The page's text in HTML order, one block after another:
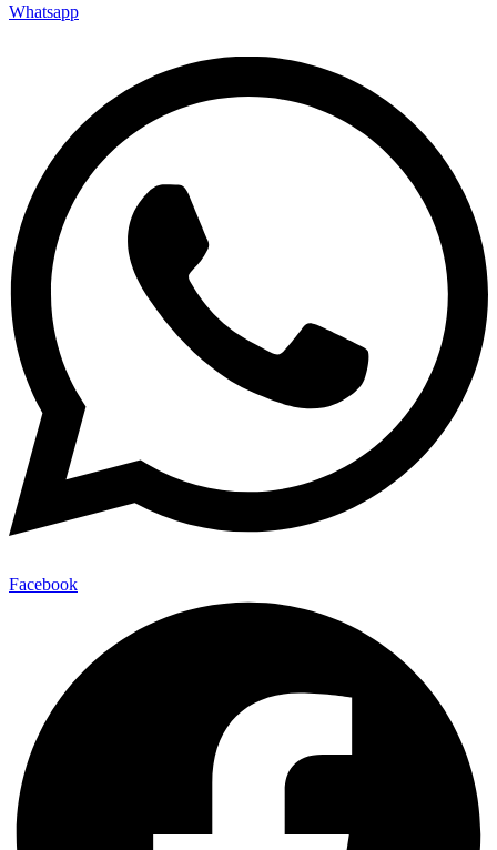
Whatsapp
Facebook